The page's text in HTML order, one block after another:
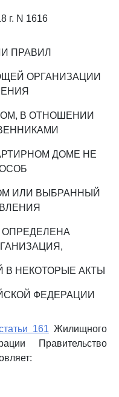
г. N 1616
ПРАВИЛ
ОРГАНИЗАЦИИ
В ОТНОШЕНИИ
ДОМЕ НЕ
ИЛИ ВЫБРАННЫЙ
ОПРЕДЕЛЕНА
НЕКОТОРЫЕ АКТЫ
ФЕДЕРАЦИИ
161 Жилищного
Правительство